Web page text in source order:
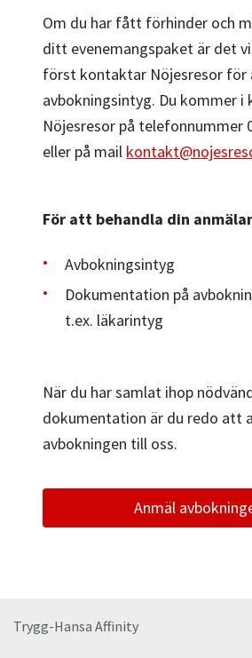
Om du har fått förhinder och
ditt evenemangspaket är det
först kontaktar Nöjesresor
avbokningsintyg. Du kommer
Nöjesresor på telefonnummer
eller på mail
För att behandla din
Avbokningsintyg
Dokumentation på
t.ex. läkarintyg
När du har samlat ihop
dokumentation är du redo att
avbokningen till oss.
Anmäl
Trygg-Hansa Affinity